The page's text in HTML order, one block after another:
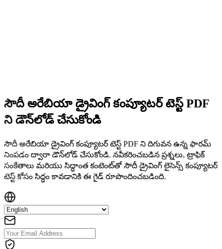
సౌదీ అరేబియా డ్రైవింగ్ కంప్యూటర్ టెస్ట్ PDF
ని డౌన్‌లోడ్ చేసుకోండి
సౌదీ అరేబియా డ్రైవింగ్ కంప్యూటర్ టెస్ట్ PDF ని దిగువన ఉన్న ఫారమ్
నింపడం ద్వారా డౌన్‌లోడ్ చేసుకోండి. నవీకరించబడిన ప్రశ్నలు, ట్రాఫిక్
సంకేతాలు మరియు సిద్ధాంత కంటెంట్‌తో సౌదీ డ్రైవింగ్ లైసెన్స్ కంప్యూటర్
టెస్ట్ కోసం సిద్ధం కావడానికి ఈ గైడ్ రూపొందించబడింది.